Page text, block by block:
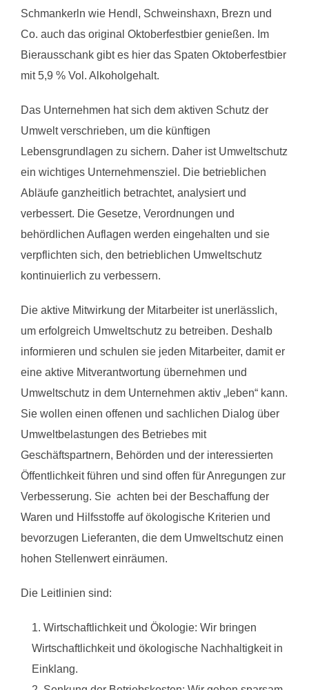
Schmankerln wie Hendl, Schweinshaxn, Brezn und
Co. auch das original Oktoberfestbier genießen. Im
Bierausschank gibt es hier das Spaten Oktoberfestbier
mit 5,9 % Vol. Alkoholgehalt.
Das Unternehmen hat sich dem aktiven Schutz der
Umwelt verschrieben, um die künftigen
Lebensgrundlagen zu sichern. Daher ist Umweltschutz
ein wichtiges Unternehmensziel. Die betrieblichen
Abläufe ganzheitlich betrachtet, analysiert und
verbessert. Die Gesetze, Verordnungen und
behördlichen Auflagen werden eingehalten und sie
verpflichten sich, den betrieblichen Umweltschutz
kontinuierlich zu verbessern.
Die aktive Mitwirkung der Mitarbeiter ist unerlässlich,
um erfolgreich Umweltschutz zu betreiben. Deshalb
informieren und schulen sie jeden Mitarbeiter, damit er
eine aktive Mitverantwortung übernehmen und
Umweltschutz in dem Unternehmen aktiv „leben“ kann.
Sie wollen einen offenen und sachlichen Dialog über
Umweltbelastungen des Betriebes mit
Geschäftspartnern, Behörden und der interessierten
Öffentlichkeit führen und sind offen für Anregungen zur
Verbesserung. Sie achten bei der Beschaffung der
Waren und Hilfsstoffe auf ökologische Kriterien und
bevorzugen Lieferanten, die dem Umweltschutz einen
hohen Stellenwert einräumen.
Die Leitlinien sind:
Wirtschaftlichkeit und Ökologie: Wir bringen
Wirtschaftlichkeit und ökologische Nachhaltigkeit in
Einklang.